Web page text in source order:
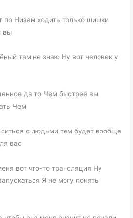
по Низам ходить только шишки
вы
там не знаю Ну вот человек у
да то Чем быстрее вы
Чем
с людьми тем будет вообще
вас
вот что-то трансляция Ну
Я не могу понять